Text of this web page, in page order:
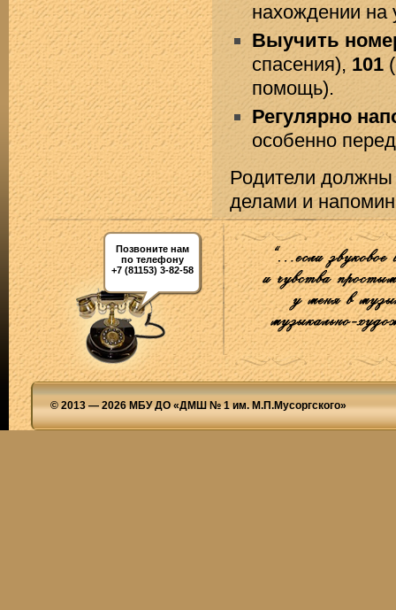
нахождении на
Выучить
спасения), 101
помощь).
Регулярно
особенно
Родители должны
делами и
Позвоните нам
по телефону
+7 (81153) 3-82-58
© 2013 — 2026 МБУ ДО «ДМШ № 1 им. М.П.Мусоргского»